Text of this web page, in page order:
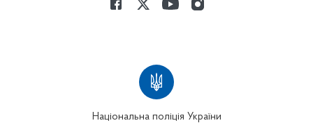
Національна поліція України